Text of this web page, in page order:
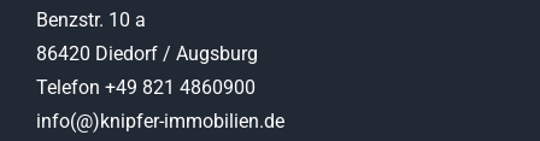
Benzstr. 10 a
86420 Diedorf / Augsburg
Telefon +49 821 4860900
info(@)knipfer-immobilien.de